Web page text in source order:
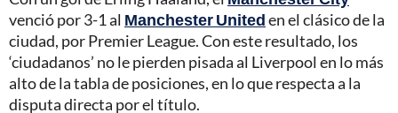
venció por 3-1 al Manchester Uniteden el clásico de la
ciudad, por Premier League. Con este resultado, los
‘ciudadanos’ no le pierden pisada al Liverpool en lo más
alto de la tabla de posiciones, en lo que respecta a la
disputa directa por el título.